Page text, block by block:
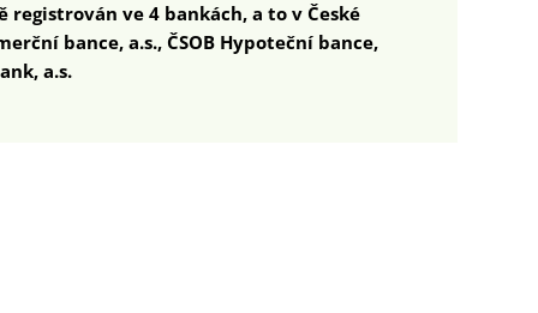
registrován ve 4 bankách, a to v České
bance, a.s., ČSOB Hypoteční bance,
a.s.